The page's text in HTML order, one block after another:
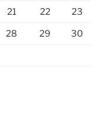
21 22 23
28 29 30